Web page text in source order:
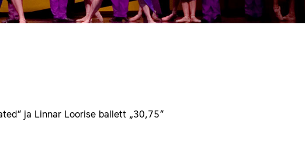
ja Linnar Loorise ballett „30,75“